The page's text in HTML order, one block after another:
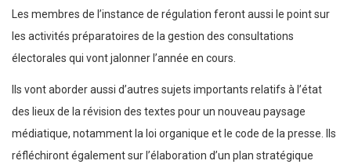
Les membres de l’instance de régulation feront aussi le point sur
les activités préparatoires de la gestion des consultations
électorales qui vont jalonner l’année en cours.
Ils vont aborder aussi d’autres sujets importants relatifs à l’état
des lieux de la révision des textes pour un nouveau paysage
médiatique, notamment la loi organique et le code de la presse. Ils
réfléchiront également sur l’élaboration d’un plan stratégique